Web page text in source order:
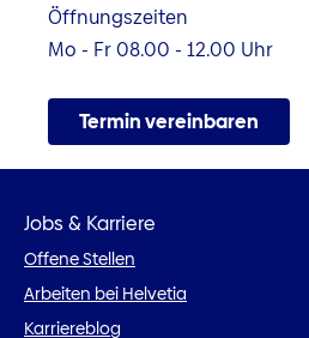
Öffnungszeiten
Mo - Fr 08.00 - 12.00 Uhr
Termin vereinbaren
Jobs & Karriere
Offene Stellen
Arbeiten bei Helvetia
Karriereblog